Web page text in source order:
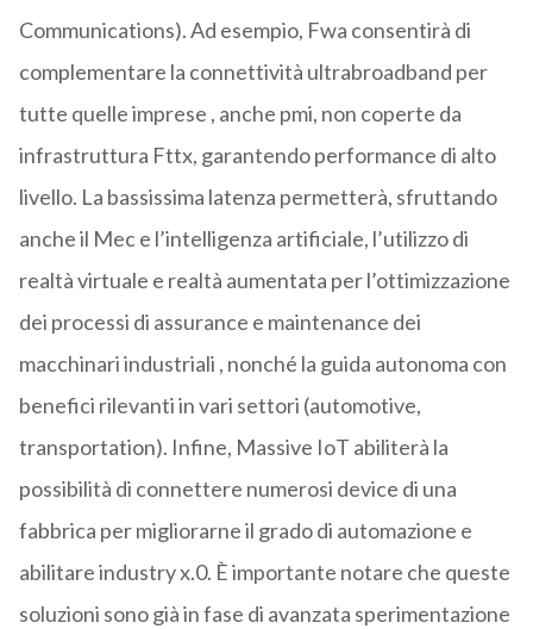
Communications). Ad esempio, Fwa consentirà di
complementare la connettività ultrabroadband per
tutte quelle imprese , anche pmi, non coperte da
infrastruttura Fttx, garantendo performance di alto
livello. La bassissima latenza permetterà, sfruttando
anche il Mec e l’intelligenza artificiale, l’utilizzo di
realtà virtuale e realtà aumentata per l’ottimizzazione
dei processi di assurance e maintenance dei
macchinari industriali , nonché la guida autonoma con
benefici rilevanti in vari settori (automotive,
transportation). Infine, Massive IoT abiliterà la
possibilità di connettere numerosi device di una
fabbrica per migliorarne il grado di automazione e
abilitare industry x.0. È importante notare che queste
soluzioni sono già in fase di avanzata sperimentazione